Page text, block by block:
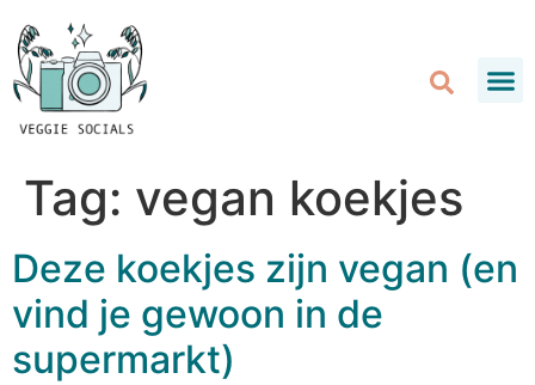
Tag: vegan koekjes
Deze koekjes zijn vegan (en
vind je gewoon in de
supermarkt)